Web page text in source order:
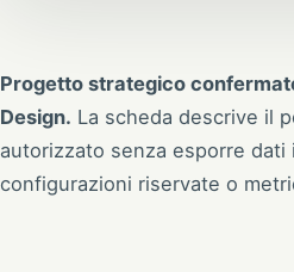
Progetto strategico
Design. La scheda descrive il
autorizzato senza esporre dati
configurazioni riservate o